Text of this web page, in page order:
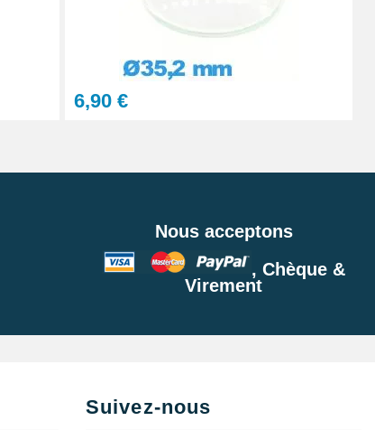
6,90 €
Nous acceptons
, Chèque &
Virement
Suivez-nous